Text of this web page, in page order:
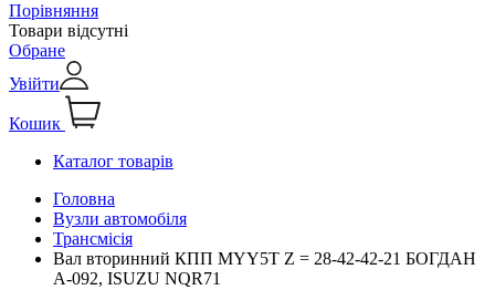
Порівняння
Товари відсутні
Обране
Увійти
Кошик
Каталог товарів
Головна
Вузли автомобіля
Трансмісія
Вал вторинний КПП MYY5T Z = 28-42-42-21 БОГДАН
А-092, ISUZU NQR71